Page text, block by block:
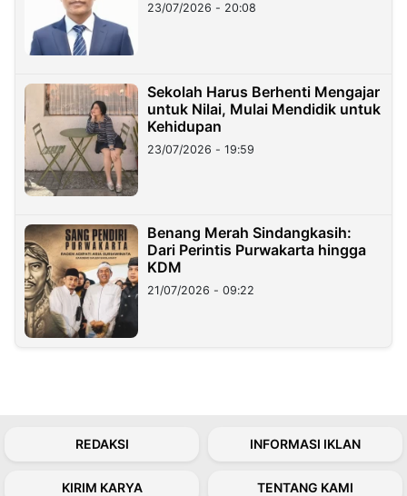
23/07/2026 - 20:08
Sekolah Harus Berhenti Mengajar
untuk Nilai, Mulai Mendidik untuk
Kehidupan
23/07/2026 - 19:59
Benang Merah Sindangkasih:
Dari Perintis Purwakarta hingga
KDM
21/07/2026 - 09:22
REDAKSI INFORMASI IKLAN
KIRIM KARYA TENTANG KAMI